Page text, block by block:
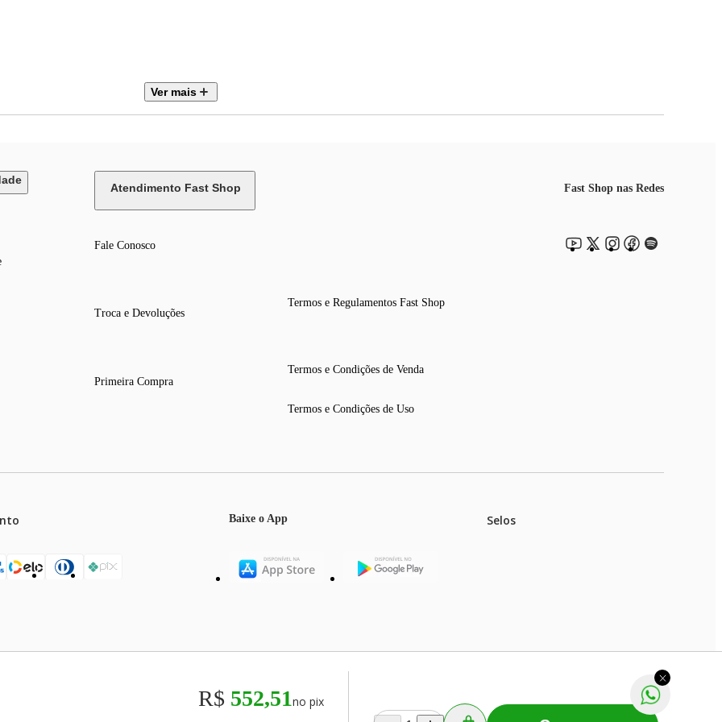
R$ 552,51no pix
Ver mais
Atendimento Fast Shop
Fale Conosco
Troca e Devoluções
Primeira Compra
Termos e Regulamentos Fast Shop
Termos e Condições de Venda
Termos e Condições de Uso
Fast Shop nas Redes
Baixe o App Selos
válidos exclusivamente para compras efetuadas no site, podendo diferir na rede de lojas físicas.
os preços e condições comerciais estão sujeitos a alteração sem aviso prévio. Fast Shop S. A. CNPJ: 43.708.379/0001-